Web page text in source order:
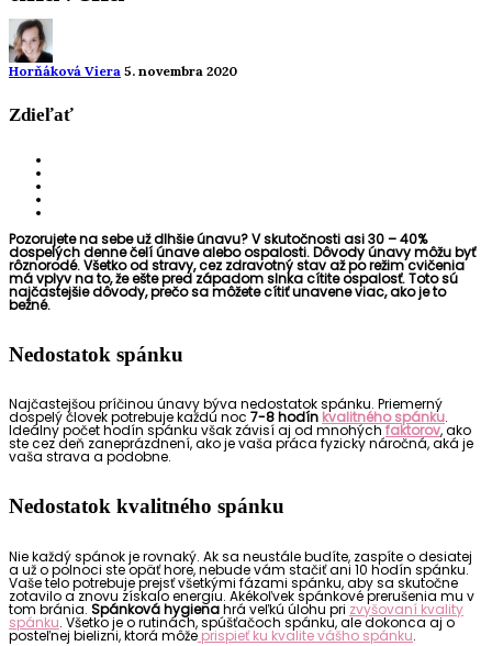
Horňáková Viera 5. novembra 2020
Zdieľať
Pozorujete na sebe už dlhšie únavu? V skutočnosti asi 30 – 40%
dospelých denne čelí únave alebo ospalosti. Dôvody únavy môžu byť
rôznorodé. Všetko od stravy, cez zdravotný stav až po režim cvičenia
má vplyv na to, že ešte pred západom slnka cítite ospalosť. Toto sú
najčastejšie dôvody, prečo sa môžete cítiť unavene viac, ako je to
bežné.
Nedostatok spánku
Najčastejšou príčinou únavy býva nedostatok spánku. Priemerný
dospelý človek potrebuje každú noc 7-8 hodín kvalitného spánku.
Ideálny počet hodín spánku však závisí aj od mnohýchfaktorov, ako
ste cez deň zaneprázdnení, ako je vaša práca fyzicky náročná, aká je
vaša strava a podobne.
Nedostatok kvalitného spánku
Nie každý spánok je rovnaký. Ak sa neustále budíte, zaspíte o desiatej
a už o polnoci ste opäť hore, nebude vám stačiť ani 10 hodín spánku.
Vaše telo potrebuje prejsť všetkými fázami spánku, aby sa skutočne
zotavilo a znovu získalo energiu. Akékoľvek spánkové prerušenia mu v
tom bránia. Spánková hygienahrá veľkú úlohu pri zvyšovaní kvality
spánku. Všetko je o rutinách, spúšťačoch spánku, ale dokonca aj o
posteľnej bielizni, ktorá môže prispieť ku kvalite vášho spánku.